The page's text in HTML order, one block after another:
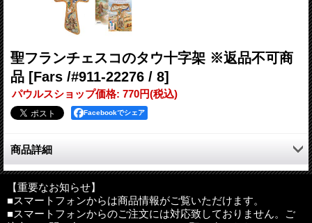
聖フランチェスコのタウ十字架 ※返品不可商
品 [Fars /#911-22276 / 8]
パウルスショップ価格: 770円(税込)
Facebookでシェア
商品詳細
聖フランシスコのタウ十字架。
「Pax et Bonum」は、ラテン語で「平和と善」を意味します。
台紙は、聖フランシスコ没後800年を記念した特別聖年仕様で
す。
【重要なお知らせ】
■スマートフォンからは商品情報がご覧いただけます。
■スマートフォンからのご注文には対応致しておりません。ご